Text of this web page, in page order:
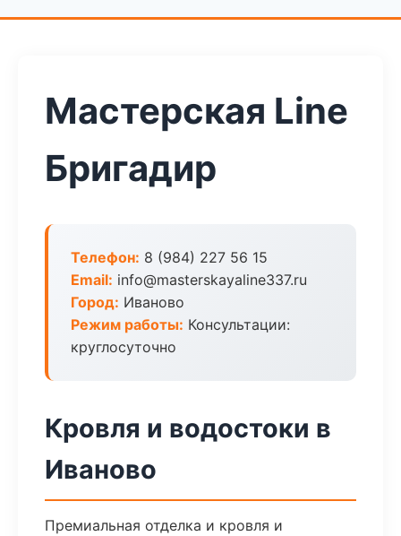
Мастерская Line
Бригадир
Телефон: 8 (984) 227 56 15
Email: info@masterskayaline337.ru
Город: Иваново
Режим работы: Консультации:
круглосуточно
Кровля и водостоки в
Иваново
Премиальная отделка и кровля и